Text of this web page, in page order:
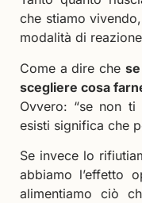
che stiamo
modalità di
Come a dire che
scegliere cosa
Ovvero: “se non
esisti significa che
Se invece lo
abbiamo l’effetto
alimentiamo ciò